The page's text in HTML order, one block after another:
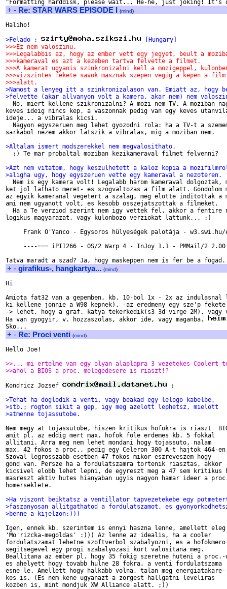
+ - Re: STAR WARS EPISODE I (mind)
Haliho!
>Felado :
[Hungary]
>>>Ez nem valoszinu.
>>>Legalabbis az, hogy az ember vett egy jegyet, beult a
>>>kameraval es azt a kezeben tartva felvette a filmet.
>>>A kamerat ugyanis szinkronizalni kell a mozigeppel,
>>>vizszintes fekete savok masznak szepen vegig a kepen a
>>>alatt.
>Namost a lenyeg itt a szinkronizalason van. Emiatt az, hogy
>felvette (akar allvanyon volt a kamera, akar nem) nem
No, miert kellene szikronizalni? A mozi nem TV. A moziban
keves ideig nincs kep, a vaszonnak pedig van egy keves
ideje... a vibralas kicsi.
Nagyon egyszeruen meg lehet gyozodni rola: ha a TV-t a
sarkabol nezem akkor latszik a vibralas, mig a moziban nem.
>Altalam ismert modszerekkel nem megvalosithato.
:) Te mar probaltal moziban kezikameraval filmet felvenni?
>Azt nem vitatom, hogy keszulhetett a kaloz kopia a
>aligha ugy, hogy egyszeruen vette egy kameraval a nezoteren.
Nem is egy kamera volt! Legalabb harom kameraval dolgoztak,
ket jol lathato meret- es szogvaltozas a film alatt. Gondolom
az egyik kameranal vegetert a szalag, meg elotte inditottak a
ami nem ugyanott volt, es kesobb osszejatszottak a filmeket.
Ha a Te verziod szerint nem igy vettek fel, akkor a fentire
logikus magyarazat, vagy kulonbozo verziokat lattunk... :)
Frank O'Yanco - Egysoros hülyeségek palotája -
----=== iPII266 - OS/2 Warp 4 - InJoy 1.1 - PMMail/2
+ - girafikus-, hangkartya... (mind)
Hi
Amiota fat32 van a gepemben, kb. 10-bol 1x - 2x az indulasnal
ki kellene jonnie a W98 kepnek). -az eredmeny egy sze'p
-> lehet, hogy a graf. katya tekerkedik(s3 3d virge 2M), vagy
Ha van gyogyir, v. hozzaszolas, akkor ide, vagy maganba.
+ - Re: Proci venti (mind)
Hello Joe!
>>... mi ertelme van egy olyan alaplapra 3 vezetekes Coolert
>>ahol a BIOS a proc. melegedesere is riaszt!?
Kondricz Jozsef
:
>Tehat ha doglodik a venti, vagy beakad egy lelogo kabelbe,
>stb.; rogton sikit a gep, igy meg azelott lephetsz, mielott
>atmenne tojassutobe.
Nem megy at tojassutobe, hiszen kritikus hofokra is riaszt
amit pl. az eddig mert max. hofok fole erdemes kb. 5 fokkal
allitani. Arra meg nem lehet mondani hogy tojassuto, nalam
max. 42 fokos a proc., pedig egy Celeron 300 A-t hajtok 464-
Szoval legrosszabb esetben 47 fokos mikor eszreveszem hogy
gond van. Persze ha a fordulatszamra tortenik riasztas, akkor
kicsivel elobb lehet lepni, de egyreszt meg a 47 sem kritikus
masreszt aktiv hutes hianyaban ugyis nagyon hamar ideer a
homerseklete.
>Ha viszont beiktatsz a ventillator tapvezetekebe egy
>faszanyosan allitgathatod a fordulatszamot, es
>benne a kijelzon:)))
Igen, ennek kb. szerintem is ennyi haszna lenne, amellett eleg
'Mo'rizcka-megoldas' :))) Az lenne az idealis, ha a cooler
fordulatszamat lehetne szoftverbol szabalyozni, es a hofokmero
segitsegevel egy progi szabalyozasi kort valositana meg.
Beallitana az ember pl. hogy 35 fokig szeretne huteni a
es ahelyett hogy tovabb hulne 28 fokra, a venti fordulatszama
esne le. Amellett hogy halkabb volna, talan meg energiatakare-
kos is. (Es nem kene ugyanazt a zorgest hallgatni leveliras
kozben is, mint mondjuk XW Alliance alatt. ;))